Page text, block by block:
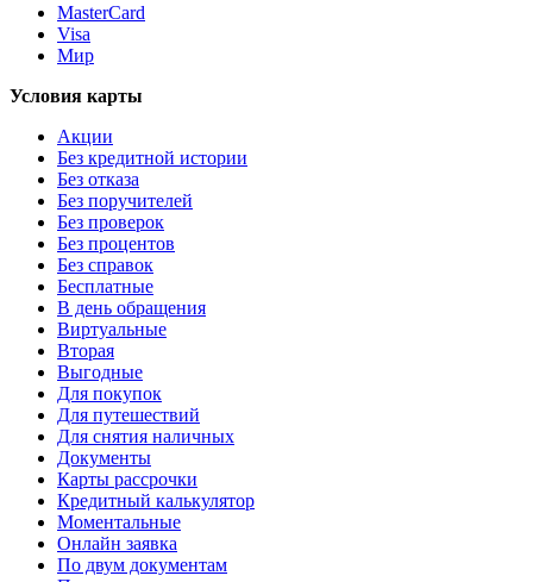
MasterCard
Visa
Мир
Условия карты
Акции
Без кредитной истории
Без отказа
Без поручителей
Без проверок
Без процентов
Без справок
Бесплатные
В день обращения
Виртуальные
Вторая
Выгодные
Для покупок
Для путешествий
Для снятия наличных
Документы
Карты рассрочки
Кредитный калькулятор
Моментальные
Онлайн заявка
По двум документам